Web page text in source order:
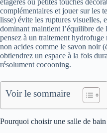
étagères ou petites touches
complémentaires et jouer sur les
lisse) évite les ruptures visuelles,
dominant maintient l’équilibre de
pensez à un traitement hydrofuge
non acides comme le savon noir
obtiendrez un espace à la fois
résolument cocooning.
Voir le sommaire
Pourquoi choisir une salle de